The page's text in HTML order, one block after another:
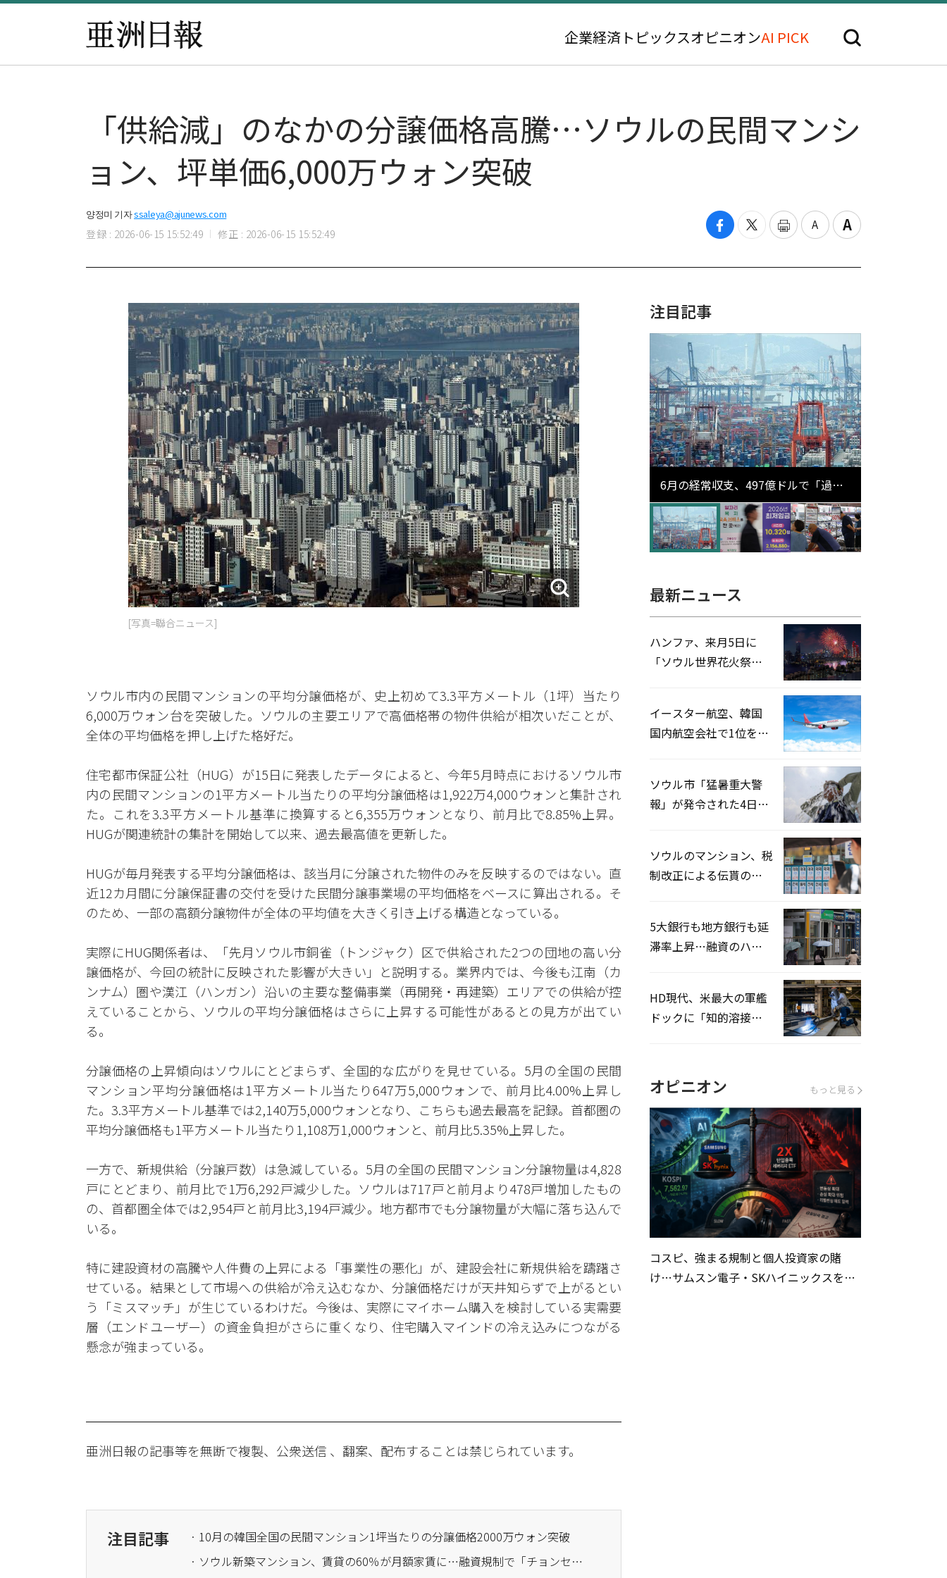
企業経済 トピックスオピニオンAI PICK
「供給減」のなかの分譲価格高騰…ソウルの民間マンシ
ョン、坪単価6,000万ウォン突破
양정미 기자ssaleya@ajunews.com
登録 : 2026-06-15 15:52:49 修正 : 2026-06-15 15:52:49
[写真=聯合ニュース]
ソウル市内の民間マンションの平均分譲価格が、史上初めて3.3平方メートル（1坪）当たり
6,000万ウォン台を突破した。ソウルの主要エリアで高価格帯の物件供給が相次いだことが、
全体の平均価格を押し上げた格好だ。
住宅都市保証公社（HUG）が15日に発表したデータによると、今年5月時点におけるソウル市
内の民間マンションの1平方メートル当たりの平均分譲価格は1,922万4,000ウォンと集計され
た。これを3.3平方メートル基準に換算すると6,355万ウォンとなり、前月比で8.85%上昇。
HUGが関連統計の集計を開始して以来、過去最高値を更新した。
HUGが毎月発表する平均分譲価格は、該当月に分譲された物件のみを反映するのではない。直
近12カ月間に分譲保証書の交付を受けた民間分譲事業場の平均価格をベースに算出される。そ
のため、一部の高額分譲物件が全体の平均値を大きく引き上げる構造となっている。
実際にHUG関係者は、「先月ソウル市銅雀（トンジャク）区で供給された2つの団地の高い分
譲価格が、今回の統計に反映された影響が大きい」と説明する。業界内では、今後も江南（カ
ンナム）圏や漢江（ハンガン）沿いの主要な整備事業（再開発・再建築）エリアでの供給が控
えていることから、ソウルの平均分譲価格はさらに上昇する可能性があるとの見方が出てい
る。
分譲価格の上昇傾向はソウルにとどまらず、全国的な広がりを見せている。5月の全国の民間
マンション平均分譲価格は1平方メートル当たり647万5,000ウォンで、前月比4.00%上昇し
た。3.3平方メートル基準では2,140万5,000ウォンとなり、こちらも過去最高を記録。首都圏の
平均分譲価格も1平方メートル当たり1,108万1,000ウォンと、前月比5.35%上昇した。
一方で、新規供給（分譲戸数）は急減している。5月の全国の民間マンション分譲物量は4,828
戸にとどまり、前月比で1万6,292戸減少した。ソウルは717戸と前月より478戸増加したもの
の、首都圏全体では2,954戸と前月比3,194戸減少。地方都市でも分譲物量が大幅に落ち込んで
いる。
特に建設資材の高騰や人件費の上昇による「事業性の悪化」が、建設会社に新規供給を躊躇さ
せている。結果として市場への供給が冷え込むなか、分譲価格だけが天井知らずで上がるとい
う「ミスマッチ」が生じているわけだ。今後は、実際にマイホーム購入を検討している実需要
層（エンドユーザー）の資金負担がさらに重くなり、住宅購入マインドの冷え込みにつながる
懸念が強まっている。
亜洲日報の記事等を無断で複製、公衆送信 、翻案、配布することは禁じられています。
注目記事
· 10月の韓国全国の民間マンション1坪当たりの分譲価格2000万ウォン突破
· ソウル新築マンション、賃貸の60％が月額家賃に…融資規制で「チョンセ」から「ウォルセ」へ構造変化
注目記事
6月の経常収支、497億ドルで「過去
最大」…輸出が初の1000億ドル突破
最新ニュース
ハンファ、来月5日に
「ソウル世界花火祭り
イースター航空、韓国
国内航空会社で1位を記
ソウル市「猛暑重大警
報」が発令された4日、
ソウルのマンション、税
制改正による伝貰の月
5大銀行も地方銀行も延
滞率上昇…融資のハー
HD現代、米最大の軍艦
ドックに「知的溶接」
オピニオン もっと見る
コスピ、強まる規制と個人投資家の賭
け…サムスン電子・SKハイニックスを巡